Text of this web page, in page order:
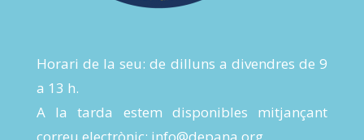
Horari de la seu: de dilluns a divendres de 9
a 13 h.
A la tarda estem disponibles mitjançant